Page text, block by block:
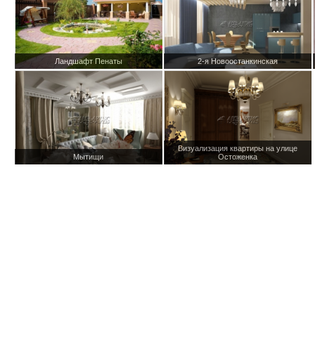
Ландшафт Пенаты 2-я Новоостанкинская
Мытищи
Визуализация квартиры на улице
Остоженка